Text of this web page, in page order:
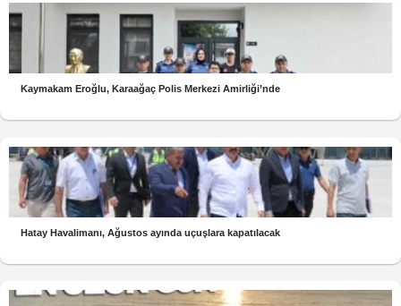
Kaymakam Eroğlu, Karaağaç Polis Merkezi Amirliği’nde
Hatay Havalimanı, Ağustos ayında uçuşlara kapatılacak